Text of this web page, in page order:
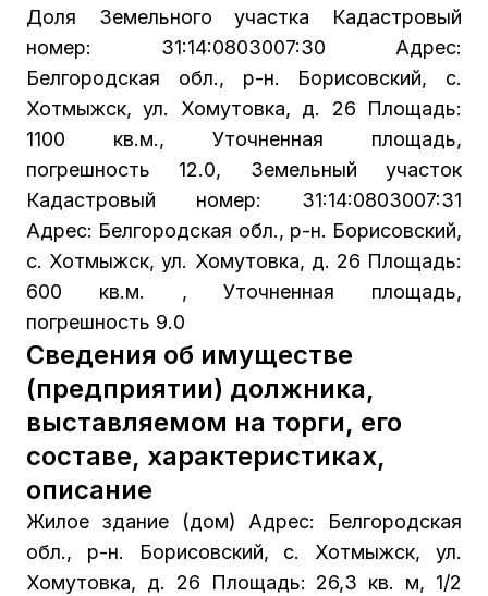
Доля Земельного участка Кадастровый
номер: 31:14:0803007:30 Адрес:
Белгородская обл., р-н. Борисовский, с.
Хотмыжск, ул. Хомутовка, д. 26 Площадь:
1100 кв.м., Уточненная площадь,
погрешность 12.0, Земельный участок
Кадастровый номер: 31:14:0803007:31
Адрес: Белгородская обл., р-н. Борисовский,
с. Хотмыжск, ул. Хомутовка, д. 26 Площадь:
600 кв.м. , Уточненная площадь,
погрешность 9.0
Сведения об имуществе
(предприятии) должника,
выставляемом на торги, его
составе, характеристиках,
описание
Жилое здание (дом) Адрес: Белгородская
обл., р-н. Борисовский, с. Хотмыжск, ул.
Хомутовка, д. 26 Площадь: 26,3 кв. м, 1/2